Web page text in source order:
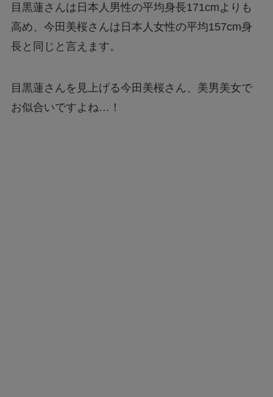
目黒蓮さんは日本人男性の平均身長171cmよりも
高め、今田美桜さんは日本人女性の平均157cm身
長と同じと言えます。
目黒蓮さんを見上げる今田美桜さん、美男美女で
お似合いですよね…！